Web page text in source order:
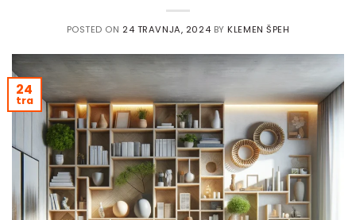
POSTED ON 24 TRAVNJA, 2024 BYKLEMEN ŠPEH
24
tra